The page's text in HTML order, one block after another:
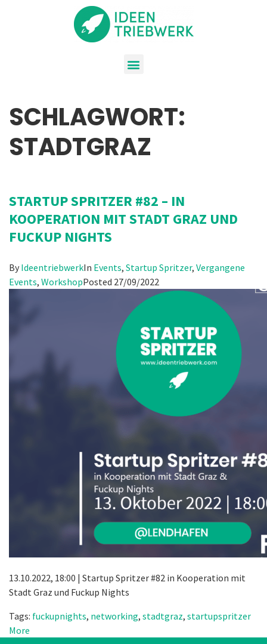
SCHLAGWORT:
STADTGRAZ
STARTUP SPRITZER #82 – IN
KOOPERATION MIT STADT GRAZ UND
FUCKUP NIGHTS
By IdeentriebwerkIn Events, Startup Spritzer, Vergangene
Events, WorkshopPosted 27/09/2022
13.10.2022, 18:00 | Startup Spritzer #82 in Kooperation mit
Stadt Graz und Fuckup Nights
Tags: fuckupnights, networking, stadtgraz, startupspritzer
More